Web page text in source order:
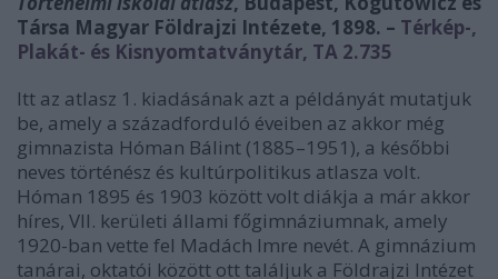
Társa Magyar Földrajzi Intézete, 1898. – Térkép-,
Plakát- és Kisnyomtatványtár, TA 2.735
Itt az atlasz 1. kiadásának azt a példányát mutatjuk
be, amely a századforduló éveiben az akkor még
gimnazista Hóman Bálint (1885–1951), a későbbi
neves történész és kultúrpolitikus atlasza volt.
Hóman 1895 és 1903 között volt diákja a már akkor
híres, VII. kerületi állami főgimnáziumnak, amely
1920-ban vette fel Madách Imre nevét. A gimnázium
tanárai, oktatói között ott találjuk a Földrajzi Intézet